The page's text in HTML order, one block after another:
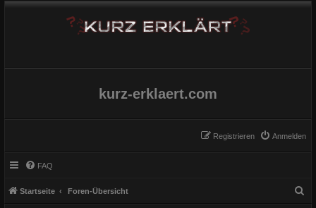
kurz-erklaert.com
Anmelden
Registrieren
FAQ
Startseite Foren-Übersicht